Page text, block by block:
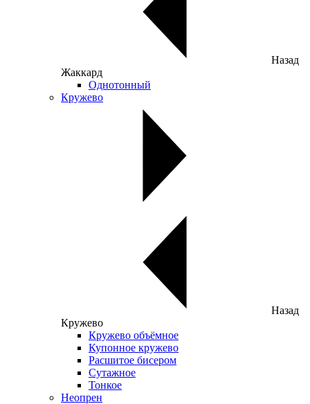
Назад
Жаккард
Однотонный
Кружево
Назад
Кружево
Кружево объёмное
Купонное кружево
Расшитое бисером
Сутажное
Тонкое
Неопрен